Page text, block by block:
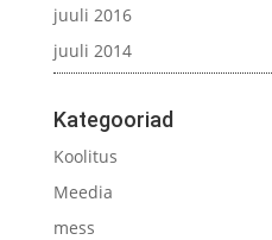
juuli 2016
juuli 2014
Kategooriad
Koolitus
Meedia
mess